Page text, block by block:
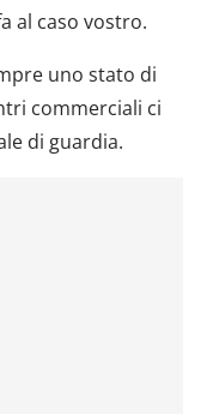
al caso vostro.
uno stato di
commerciali ci
di guardia.